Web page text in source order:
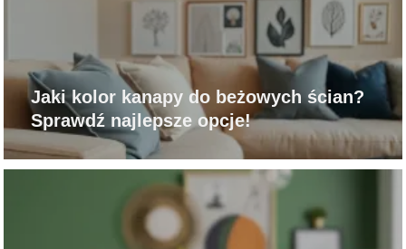
Jaki kolor kanapy do beżowych ścian?
Sprawdź najlepsze opcje!